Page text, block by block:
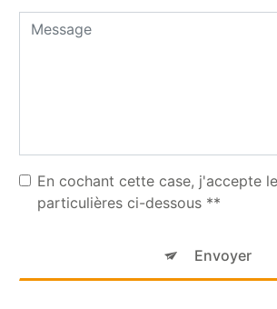
En cochant cette case, j'accepte
particulières ci-dessous **
Envoyer